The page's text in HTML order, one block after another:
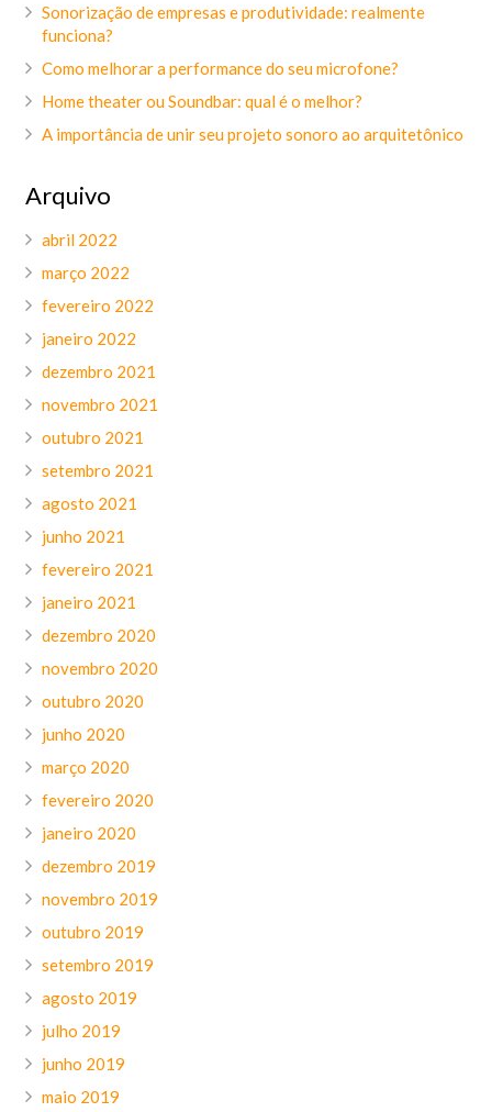
Sonorização de empresas e produtividade: realmente
funciona?
Como melhorar a performance do seu microfone?
Home theater ou Soundbar: qual é o melhor?
A importância de unir seu projeto sonoro ao arquitetônico
Arquivo
abril 2022
março 2022
fevereiro 2022
janeiro 2022
dezembro 2021
novembro 2021
outubro 2021
setembro 2021
agosto 2021
junho 2021
fevereiro 2021
janeiro 2021
dezembro 2020
novembro 2020
outubro 2020
junho 2020
março 2020
fevereiro 2020
janeiro 2020
dezembro 2019
novembro 2019
outubro 2019
setembro 2019
agosto 2019
julho 2019
junho 2019
maio 2019